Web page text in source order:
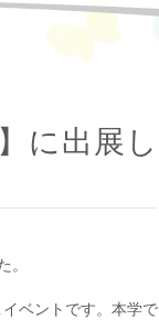
に出展し
。
ベントです。本学で